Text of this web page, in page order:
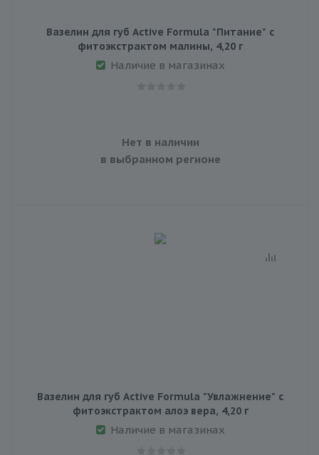
Вазелин для губ Active Formula "Питание" с
фитоэкстрактом малины, 4,20 г
Наличие в магазинах
Нет в наличии
в выбранном регионе
Вазелин для губ Active Formula "Увлажнение" с
фитоэкстрактом алоэ вера, 4,20 г
Наличие в магазинах